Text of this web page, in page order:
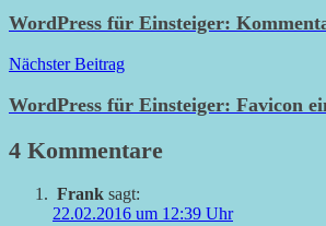
WordPress für Einsteiger:
Nächster Beitrag
WordPress für Einsteiger: Favicon
4 Kommentare
Frank sagt:
22.02.2016 um 12:39 Uhr